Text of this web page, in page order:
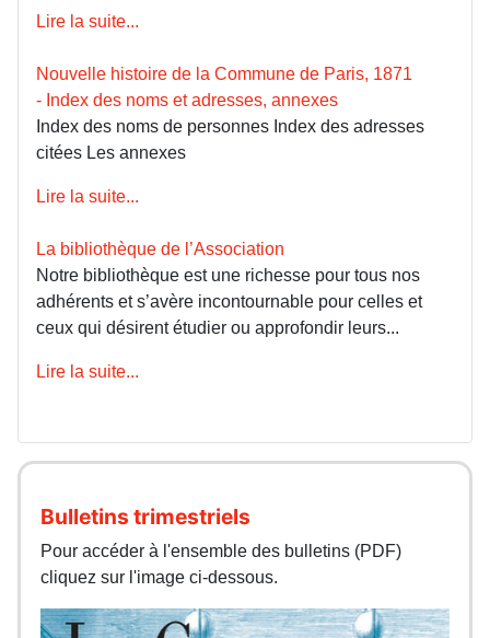
Lire la suite...
Nouvelle histoire de la Commune de Paris, 1871
- Index des noms et adresses, annexes
Index des noms de personnes Index des adresses
citées Les annexes
Lire la suite...
La bibliothèque de l’Association
Notre bibliothèque est une richesse pour tous nos
adhérents et s’avère incontournable pour celles et
ceux qui désirent étudier ou approfondir leurs...
Lire la suite...
Bulletins trimestriels
Pour accéder à l'ensemble des bulletins (PDF)
cliquez sur l'image ci-dessous.